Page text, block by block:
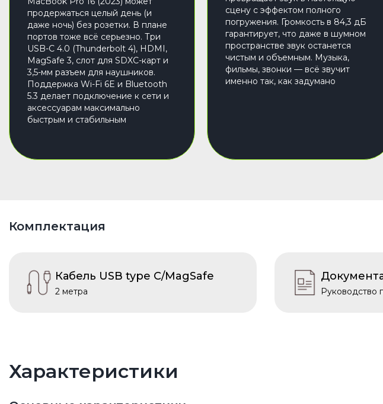
продержаться целый день (и
даже ночь) без розетки. В плане
портов тоже всё серьезно. Три
USB-C 4.0 (Thunderbolt 4), HDMI,
MagSafe 3, слот для SDXC-карт и
3,5-мм разъем для наушников.
Поддержка Wi-Fi 6E и Bluetooth
5.3 делает подключение к сети и
аксессуарам максимально
быстрым и стабильным
сцену с эффектом полного
погружения. Громкость в 84,3 дБ
гарантирует, что даже в шумном
пространстве звук останется
чистым и объемным. Музыка,
фильмы, звонки — всё звучит
именно так, как задумано
Комплектация
Кабель USB type C/MagSafe
2 метра Руководство
Характеристики